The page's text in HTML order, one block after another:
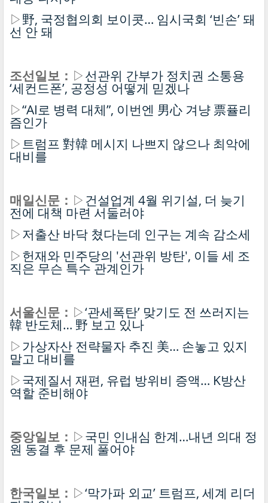
▷野, 국정협의회 보이콧… 임시국회 ‘빈손’ 돼
선 안 돼
조선일보： ▷선관위 간부가 정치권 소통용
‘세컨드폰’, 공정성 어떻게 믿겠나
▷“AI로 병력 대체”, 이번엔 男心 겨냥 票퓰리
즘인가
▷트럼프 對韓 메시지 나쁘지 않으나 최악에
대비를
매일신문： ▷ 건설업계 4월 위기설, 더 늦기
전에 대책 마련 서둘러야
▷저출산 바닥 쳤다는데 인구는 계속 감소세
▷헌재와 민주당의 '선관위 방탄', 이들 세 조
직은 무슨 특수 관계인가
서울신문： ▷‘관세폭탄’ 맞기도 전 쓰러지는
韓 반도체… 野 보고 있나
▷가상자산 전략물자 추진 美… 손놓고 있지
말고 대비를
▷국제질서 재편, 유럽 방위비 증액… K방산
역할 준비해야
중앙일보： ▷국민 인내심 한계…내년 의대 정
원 동결 후 문제 풀어야
한국일보： ▷‘막가파 외교’ 트럼프, 세계 리더